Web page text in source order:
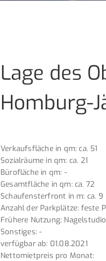
Lage des
Homburg-
Verkaufsfläche in qm: ca. 51
Sozialräume in qm: ca. 21
Bürofläche in qm: -
Gesamtfläche in qm: ca. 72
Schaufensterfront in m: ca. 9
Anzahl der Parkplätze: feste
Frühere Nutzung:
Sonstiges: -
verfügbar ab: 01.08.2021
Nettomietpreis pro Monat: